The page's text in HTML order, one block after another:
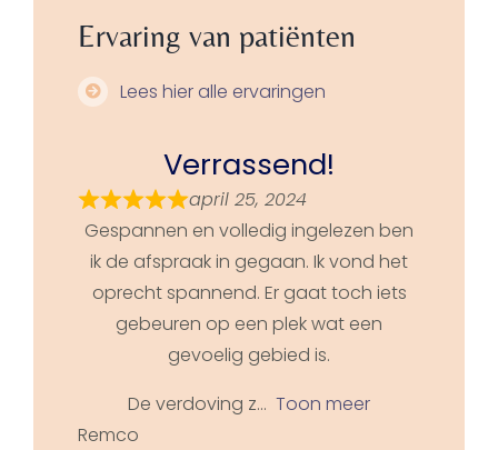
Ervaring van patiënten
Lees hier alle ervaringen
Verrassend!
april 25, 2024
Gespannen en volledig ingelezen ben
ik de afspraak in gegaan. Ik vond het
oprecht spannend. Er gaat toch iets
gebeuren op een plek wat een
gevoelig gebied is.
De verdoving z
Toon meer
Remco